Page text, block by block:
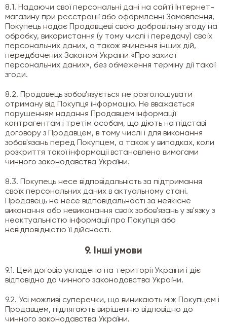
8.1. Надаючи свої персональні дані на сайті Інтернет-
магазину при реєстрації або оформленні Замовлення,
Покупець надає Продавцеві свою добровільну згоду на
обробку, використання (у тому числі і передачу) своїх
персональних даних, а також вчинення інших дій,
передбачених Законом України «Про захист
персональних даних», без обмеження терміну дії такої
згоди.
8.2. Продавець зобов'язується не розголошувати
отриману від Покупця інформацію. Не вважається
порушенням надання Продавцем інформації
контрагентам і третім особам, що діють на підставі
договору з Продавцем, в тому числі і для виконання
зобов'язань перед Покупцем, а також у випадках, коли
розкриття такої інформації встановлено вимогами
чинного законодавства України.
8.3. Покупець несе відповідальність за підтримання
своїх персональних даних в актуальному стані.
Продавець не несе відповідальності за неякісне
виконання або невиконання своїх зобов'язань у зв'язку з
неактуальністю інформації про Покупця або
невідповідністю її дійсності.
9. Інші умови
9.1. Цей договір укладено на території України і діє
відповідно до чинного законодавства України.
9.2. Усі можливі суперечки, що виникають між Покупцем і
Продавцем, підлягають вирішенню відповідно до
чинного законодавства України.